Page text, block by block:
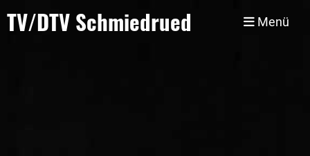
TV/DTV Schmiedrued Menü